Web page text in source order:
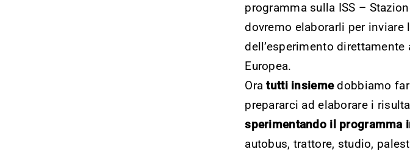
programma sulla ISS –
dovremo elaborarli per inviare
dell’esperimento direttamente
Europea.
Oratutti insiemedobbiamo
prepararci ad elaborare i
sperimentando il programma
autobus, trattore, studio,